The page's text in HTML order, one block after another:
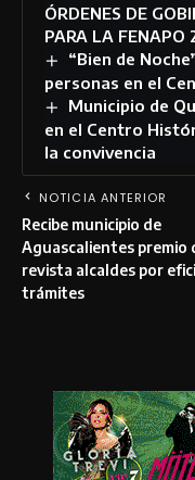
ÓRDENES DE
PARA LA FENAPO
“Bien de
personas en el
Municipio de
en el Centro
la convivencia
NOTICIA ANTERIOR
Recibe municipio de
Aguascalientes premio
revista alcaldes por
trámites